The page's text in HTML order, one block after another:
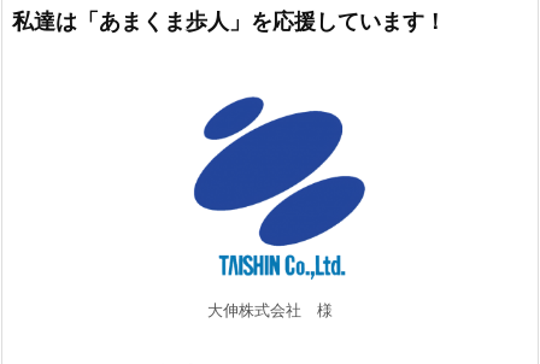
私達は「あまくま歩人」を応援しています！
大伸株式会社 様